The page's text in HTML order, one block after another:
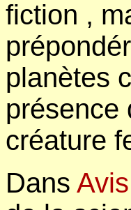
fiction ,
planètes
présence
créature
Dans